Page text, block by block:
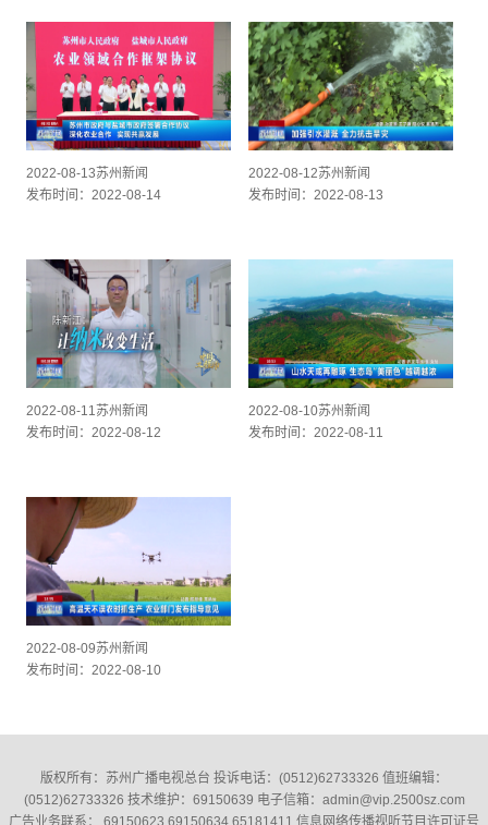
2022-08-13苏州新闻
发布时间：2022-08-14
2022-08-12苏州新闻
发布时间：2022-08-13
2022-08-11苏州新闻
发布时间：2022-08-12
2022-08-10苏州新闻
发布时间：2022-08-11
2022-08-09苏州新闻
发布时间：2022-08-10
版权所有：苏州广播电视总台 投诉电话：(0512)62733326‬ 值班编辑：
(0512)62733326‬ 技术维护：69150639 电子信箱：admin@vip.2500sz.com
广告业务联系： 69150623 69150634 65181411 信息网络传播视听节目许可证号